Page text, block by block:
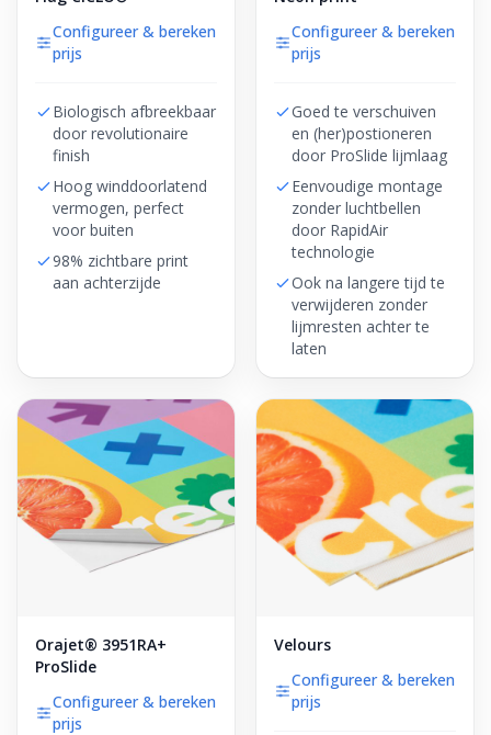
Configureer & bereken
prijs
Biologisch afbreekbaar
door revolutionaire
finish
Hoog winddoorlatend
vermogen, perfect
voor buiten
98% zichtbare print
aan achterzijde
Configureer & bereken
prijs
Goed te verschuiven
en (her)postioneren
door ProSlide lijmlaag
Eenvoudige montage
zonder luchtbellen
door RapidAir
technologie
Ook na langere tijd te
verwijderen zonder
lijmresten achter te
laten
Orajet® 3951RA+
ProSlide
Configureer & bereken
prijs
Velours
Configureer & bereken
prijs